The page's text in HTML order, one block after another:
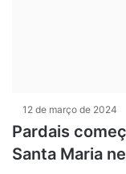
12 de março de 2024
Pardais
Santa Maria